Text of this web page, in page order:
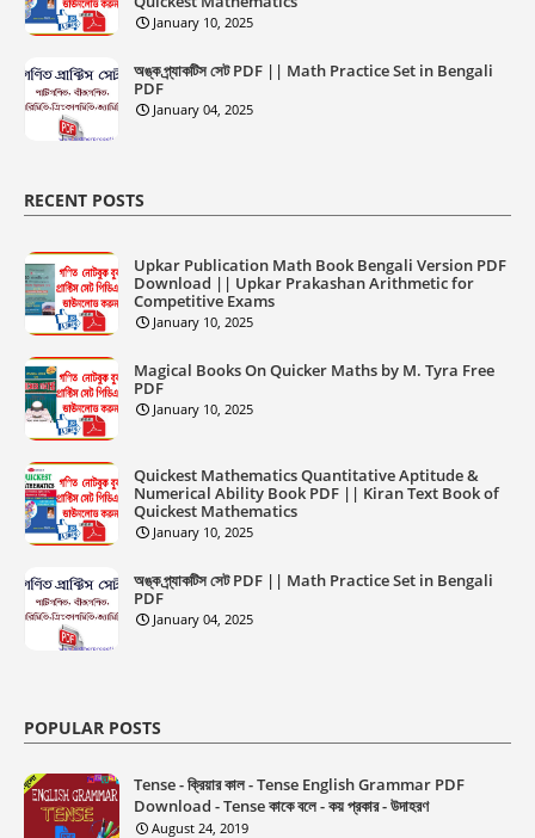
January 10, 2025
অঙ্ক প্র্যাকটিস সেট PDF || Math Practice Set in Bengali
PDF
January 04, 2025
RECENT POSTS
Upkar Publication Math Book Bengali Version PDF
Download || Upkar Prakashan Arithmetic for
Competitive Exams
January 10, 2025
Magical Books On Quicker Maths by M. Tyra Free
PDF
January 10, 2025
Quickest Mathematics Quantitative Aptitude &
Numerical Ability Book PDF || Kiran Text Book of
Quickest Mathematics
January 10, 2025
অঙ্ক প্র্যাকটিস সেট PDF || Math Practice Set in Bengali
PDF
January 04, 2025
POPULAR POSTS
Tense - ক্রিয়ার কাল - Tense English Grammar PDF
Download - Tense কাকে বলে - কয় প্রকার - উদাহরণ
August 24, 2019